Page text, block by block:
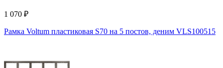
1 070 ₽
Рамка Voltum пластиковая S70 на 5 постов, деним VLS100515